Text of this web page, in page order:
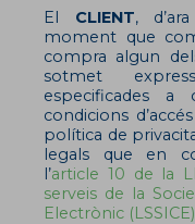
El CLIENT,
moment que
compra algun
sotmet
especificades
condicions
política de
legals que en
l’article 10 de la
serveis de la
Electrònic